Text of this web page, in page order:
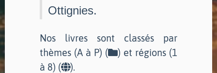
Ottignies.
Nos livres sont classés par
thèmes (A à P) (
) et régions (1
à 8) (
).